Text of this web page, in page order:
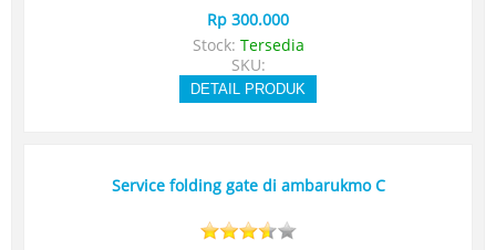
Rp 300.000
Stock: Tersedia
SKU:
DETAIL PRODUK
Service folding gate di ambarukmo C